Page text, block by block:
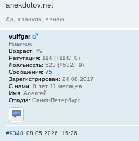
anekdotov.net
Да, я зануда, я знаю...
vulfgar
Новичок
Возраст: 49
Репутация: 114 (+114/−0)
Лояльность: 523 (+532/−9)
Сообщения: 75
Зарегистрирован: 24.08.2017
С нами: 8 лет 11 месяцев
Имя: Алексей
Откуда: Санкт-Петербург
Отправить личное сообщение
#9348 08.05.2026, 15:26